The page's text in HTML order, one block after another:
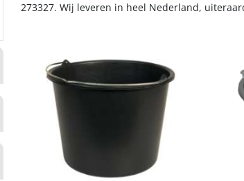
273327. Wij leveren in heel Nederland,